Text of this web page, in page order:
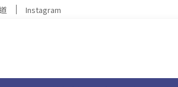
Instagram